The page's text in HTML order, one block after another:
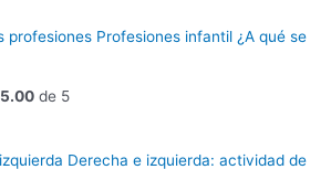
Profesiones infantil ¿A qué se
5.00 de 5
Derecha e izquierda: actividad de